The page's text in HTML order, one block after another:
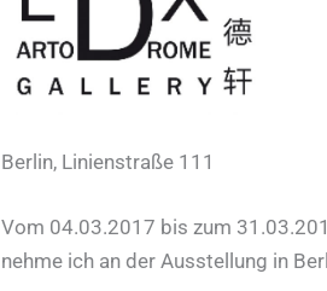
Berlin, Linienstraße 111
Vom 04.03.2017 bis zum
nehme ich an der Ausstellung in